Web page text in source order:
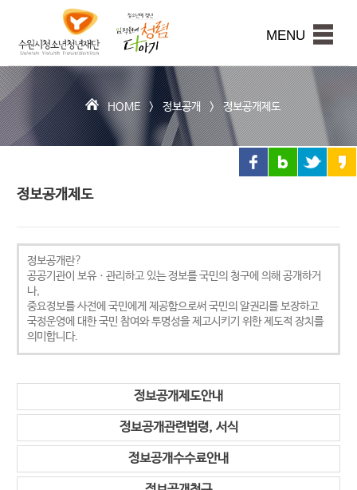
본문내용 바로가기
시
청
소
년
청
년
재
단
MENU
HOME >정보공개>정보공개제도
정보공개제도
정보공개란?
공공기관이 보유ㆍ관리하고 있는 정보를 국민의 청구에 의해 공개하거
나,
중요정보를 사전에 국민에게 제공함으로써 국민의 알권리를 보장하고
국정운영에 대한 국민 참여와 투명성을 제고시키기 위한 제도적 장치를
의미합니다.
정보공개제도안내
정보공개관련법령, 서식
정보공개수수료안내